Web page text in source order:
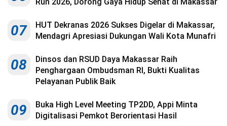
07
HUT Dekranas 2026 Sukses Digelar di Makassar,
Mendagri Apresiasi Dukungan Wali Kota Munafri
08
Dinsos dan RSUD Daya Makassar Raih
Penghargaan Ombudsman RI, Bukti Kualitas
Pelayanan Publik Baik
09
Buka High Level Meeting TP2DD, Appi Minta
Digitalisasi Pemkot Berorientasi Hasil